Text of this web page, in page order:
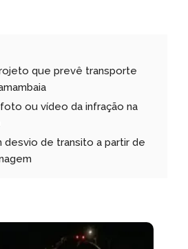
que prevê transporte
ou vídeo da infração na
desvio de transito a partir de